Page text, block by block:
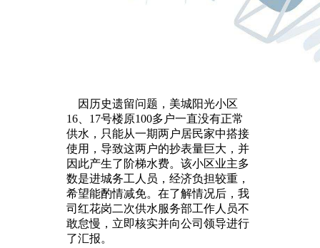
因历史遗留问题，美城阳光小区
16、17号楼原100多户一直没有正常
供水，只能从一期两户居民家中搭接
使用，导致这两户的抄表量巨大，并
因此产生了阶梯水费。该小区业主多
数是进城务工人员，经济负担较重，
希望能酌情减免。在了解情况后，我
司红花岗二次供水服务部工作人员不
敢怠慢，立即核实并向公司领导进行
了汇报。